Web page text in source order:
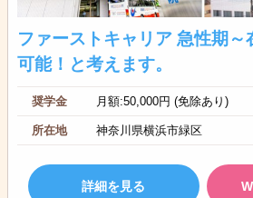
ファーストキャリア 急性期
可能！と考えます。
奨学金 月額:50,000円 (免除あり)
所在地 神奈川県横浜市緑区
詳細を見る